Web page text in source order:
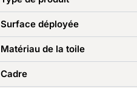
Surface déployée
Matériau de la toile
Cadre